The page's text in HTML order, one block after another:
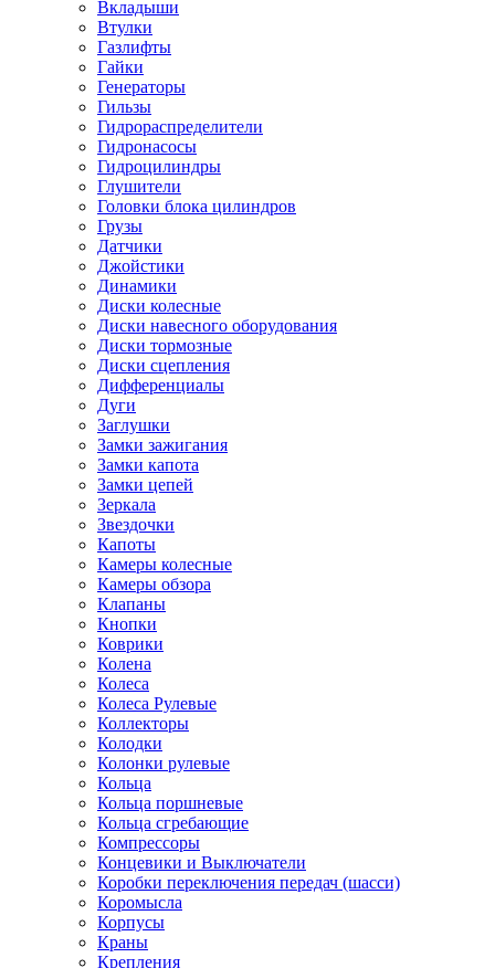
Вкладыши
Втулки
Газлифты
Гайки
Генераторы
Гильзы
Гидрораспределители
Гидронасосы
Гидроцилиндры
Глушители
Головки блока цилиндров
Грузы
Датчики
Джойстики
Динамики
Диски колесные
Диски навесного оборудования
Диски тормозные
Диски сцепления
Дифференциалы
Дуги
Заглушки
Замки зажигания
Замки капота
Замки цепей
Зеркала
Звездочки
Капоты
Камеры колесные
Камеры обзора
Клапаны
Кнопки
Коврики
Колена
Колеса
Колеса Рулевые
Коллекторы
Колодки
Колонки рулевые
Кольца
Кольца поршневые
Кольца сгребающие
Компрессоры
Концевики и Выключатели
Коробки переключения передач (шасси)
Коромысла
Корпусы
Краны
Крепления